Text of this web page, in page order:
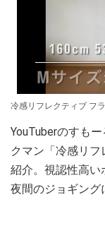
冷感リフレクティブ フ
YouTuberのすも
クマン「冷感リ
紹介。視認性高い
夜間のジョギング